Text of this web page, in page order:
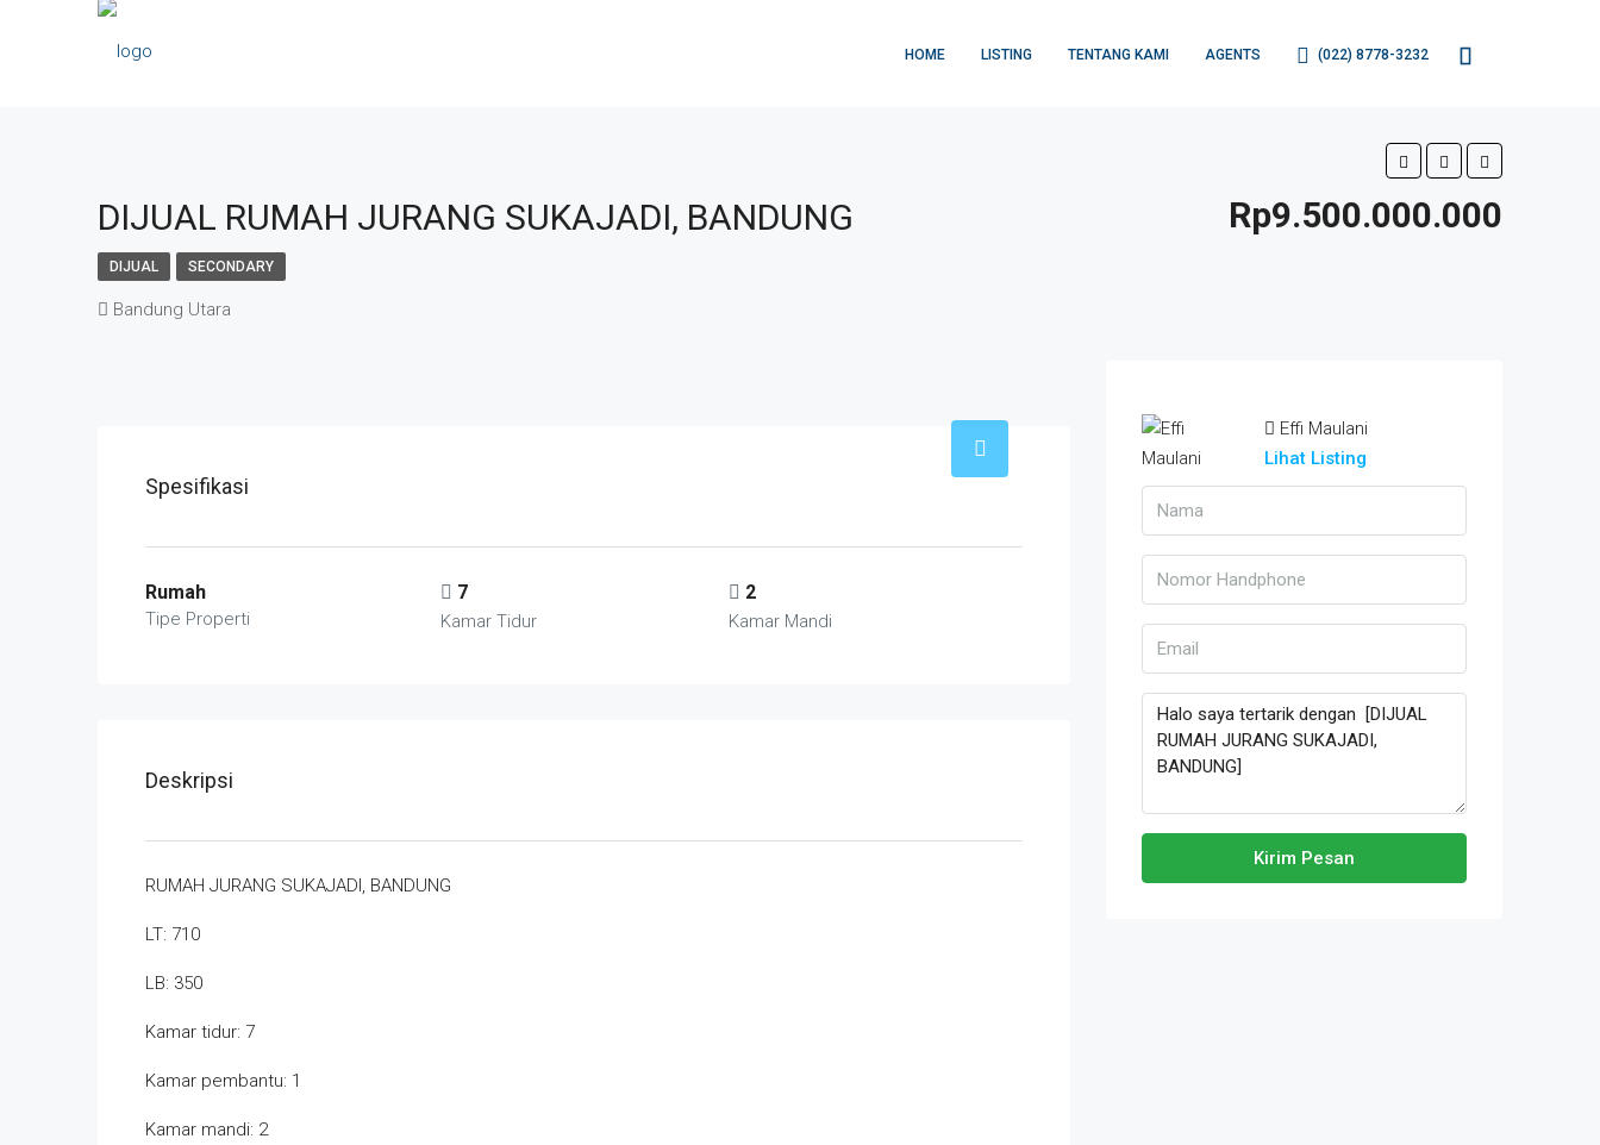
HOME LISTING TENTANG KAMI AGENTS (022) 8778-3232
DIJUAL RUMAH JURANG SUKAJADI, BANDUNG Rp9.500.000.000
DIJUAL SECONDARY
Bandung Utara
Spesifikasi
Rumah
Tipe Properti
7
Kamar Tidur
2
Kamar Mandi
Deskripsi
RUMAH JURANG SUKAJADI, BANDUNG
LT: 710
LB: 350
Kamar tidur: 7
Kamar pembantu: 1
Kamar mandi: 2
Effi Maulani
Lihat Listing
Kirim Pesan